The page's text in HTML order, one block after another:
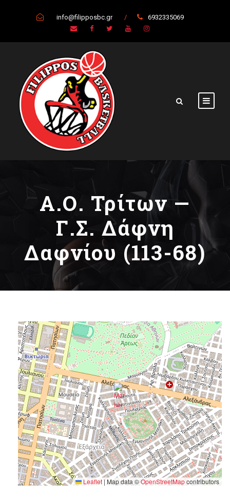
info@filipposbc.gr / 6932335069
Α.Ο. Τρίτων —
Γ.Σ. Δάφνη
Δαφνίου (113-68)
Leaflet | Map data ©OpenStreetMapcontributors